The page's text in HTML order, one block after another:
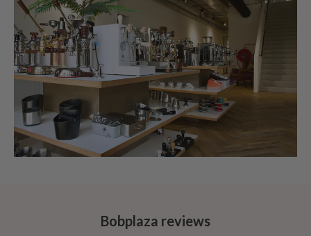
Bobplaza reviews